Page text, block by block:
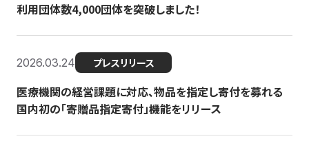
利用団体数4,000団体を突破しました！
2026.03.24 プレスリリース
医療機関の経営課題に対応、物品を指定し寄付を募れる
国内初の「寄贈品指定寄付」機能をリリース